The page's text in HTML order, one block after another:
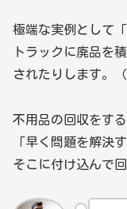
極端な実例として
トラックに廃品を
されたりします。
不用品の回収をす
「早く問題を解決
そこに付け込んで